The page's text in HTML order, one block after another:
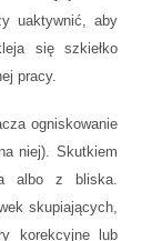
uaktywnić, aby
się szkiełko
pracy.
ogniskowanie
niej). Skutkiem
albo z bliska.
skupiających,
korekcyjne lub